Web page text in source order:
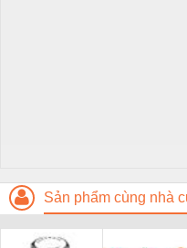
Sản phẩm cùng nhà